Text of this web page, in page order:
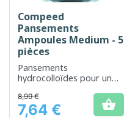
Compeed
Pansements
Ampoules Medium - 5
pièces
Pansements
hydrocolloïdes pour un
ampoules
Prix
8,99 €
7,64 € 